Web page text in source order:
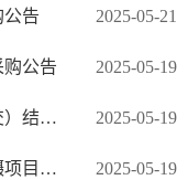
2025-05-21
告
2025-05-19
公告
2025-05-19
关于电子胸腔内窥镜项目中标（成交）结果公示
2025-05-19
关于一次性使用不粘可控双极电凝镊项目采购公告